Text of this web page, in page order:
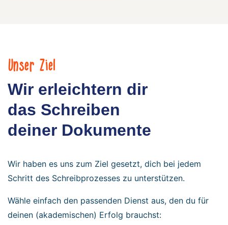
Unser Ziel
Wir erleichtern dir
das Schreiben
deiner Dokumente
Wir haben es uns zum Ziel gesetzt, dich bei jedem
Schritt des Schreibprozesses zu unterstützen.
Wähle einfach den passenden Dienst aus, den du für
deinen (akademischen) Erfolg brauchst: